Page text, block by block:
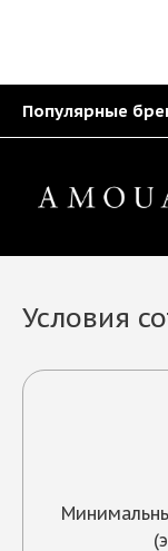
Популярные
Условия